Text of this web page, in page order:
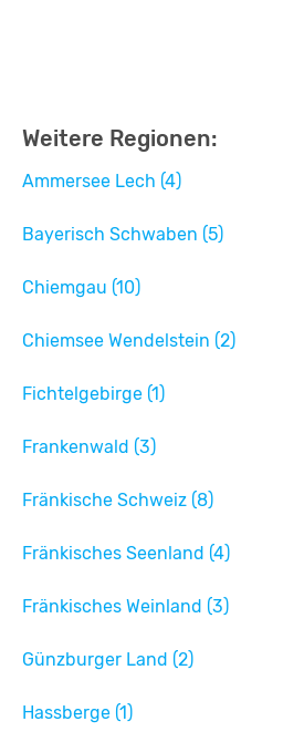
Weitere Regionen:
Ammersee Lech (4)
Bayerisch Schwaben (5)
Chiemgau (10)
Chiemsee Wendelstein (2)
Fichtelgebirge (1)
Frankenwald (3)
Fränkische Schweiz (8)
Fränkisches Seenland (4)
Fränkisches Weinland (3)
Günzburger Land (2)
Hassberge (1)